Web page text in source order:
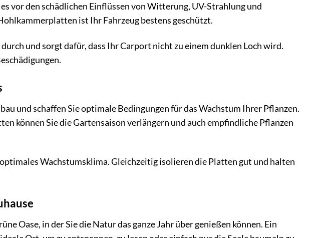
vor den schädlichen Einflüssen von Witterung, UV-Strahlung und
ist Ihr Fahrzeug bestens geschützt.
und sorgt dafür, dass Ihr Carport nicht zu einem dunklen Loch wird.
und schaffen Sie optimale Bedingungen für das Wachstum Ihrer Pflanzen.
können Sie die Gartensaison verlängern und auch empfindliche Pflanzen
Wachstumsklima. Gleichzeitig isolieren die Platten gut und halten
Oase, in der Sie die Natur das ganze Jahr über genießen können. Ein